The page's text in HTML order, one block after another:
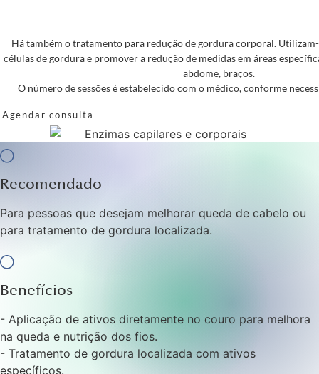
Há também o tratamento para redução de gordura corporal.
células de gordura e promover a redução de medidas em áreas
abdome, braços.
O número de sessões é estabelecido com o médico, conforme
Agendar consulta
Recomendado
Para pessoas que desejam melhorar queda de cabelo ou
para tratamento de gordura localizada.
Benefícios
- Aplicação de ativos diretamente no couro para melhora
na queda e nutrição dos fios.
- Tratamento de gordura localizada com ativos
específicos.